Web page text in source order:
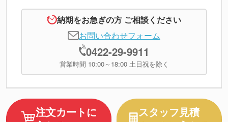
納期をお急ぎの方 ご相談ください
お問い合わせフォーム
0422-29-9911
営業時間 10:00～18:00 土日祝を除く
注文カートに
スタッフ見積